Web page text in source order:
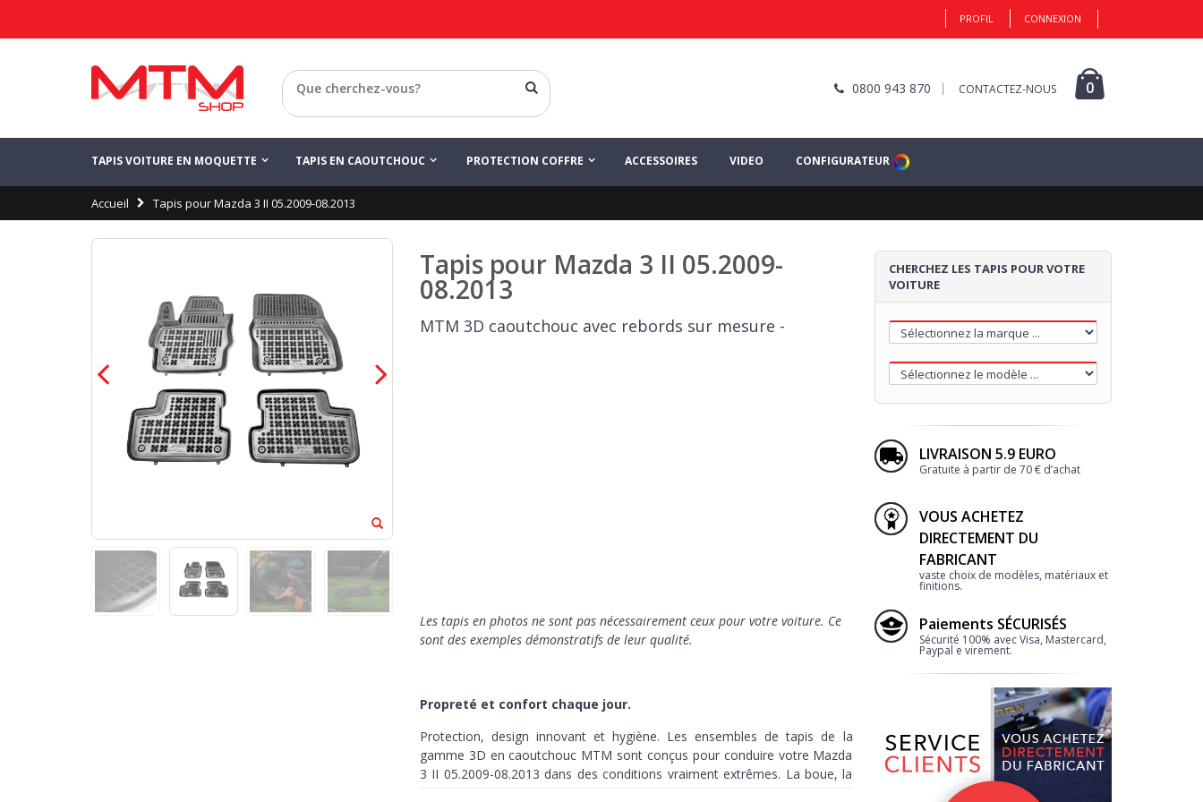
PROFIL CONNEXION
0800 943 870 CONTACTEZ-NOUS 0
Retour
TAPIS VOITURE EN MOQUETTE TAPIS EN CAOUTCHOUC PROTECTION COFFRE ACCESSOIRES VIDEO CONFIGURATEUR
Accueil Tapis pour Mazda 3 II 05.2009-08.2013
Tapis pour Mazda 3 II 05.2009-
08.2013
MTM 3D caoutchouc avec rebords sur mesure -
Les tapis en photos ne sont pas nécessairement ceux pour votre voiture. Ce
sont des exemples démonstratifs de leur qualité.
Propreté et confort chaque jour.
Protection, design innovant et hygiène. Les ensembles de tapis de la
gamme 3D en caoutchouc MTM sont conçus pour conduire votre Mazda
3 II 05.2009-08.2013 dans des conditions vraiment extrêmes. La boue, la
CHERCHEZ LES TAPIS POUR VOTRE
VOITURE
LIVRAISON 5.9 EURO
Gratuite à partir de 70 € d’achat
VOUS ACHETEZ
DIRECTEMENT DU
FABRICANT
vaste choix de modèles, matériaux et
finitions.
Paiements SÉCURISÉS
Sécurité 100% avec Visa, Mastercard,
Paypal e virement.